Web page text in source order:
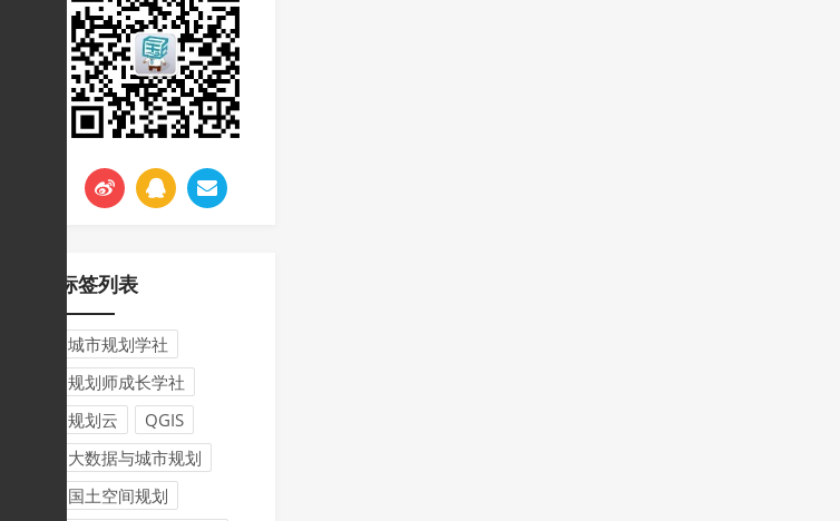
标签列表
城市规划学社
规划师成长学社
规划云
QGIS
大数据与城市规划
国土空间规划